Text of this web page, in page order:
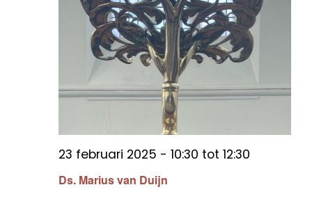
Ds. Marius van Duijn
23 februari 2025 - 10:30 tot 12:30